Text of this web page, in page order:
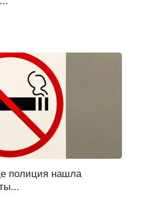
полиция нашла